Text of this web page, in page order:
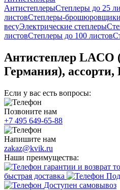
АнтистеплерыСтеплеры до 25
листовСтеплеры-брошюровщики
весуЭлектрические степлеры
листовСтеплеры до 100 листов
Антистеплер
Германия), ассорти,
Если у вас есть вопросы:
Позвоните нам
+7 495 649-65-88
Напишите нам
zakaz@kvik.ru
Наши преимущества:
гарантии и возврат
быстрая доставка
Доступен самовывоз